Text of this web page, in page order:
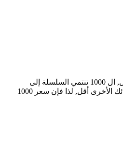
1 تُعرف سلسلة لفائف الألمنيوم أيضًا باسم لفائف الألمنيوم النقي. يمكن أن تصل درجة نقاء الألمنيوم إلى أكثر من 99.00% ولا تحتوي على معادن أخرى. من بين كل السلاسل, ال 1000 تنتمي السلسلة إلى
السلسلة التي تحتوي على أكبر قدر من محتوى الألمنيوم. سعر لفائف الالومنيوم. عملية إنتاج 1 لفائف الألمنيوم النقي سلسلة بسيطة نسبيا, وعملية تعاطي المنشطات للسبائك الأخرى أقل, لذا فإن سعر 1000